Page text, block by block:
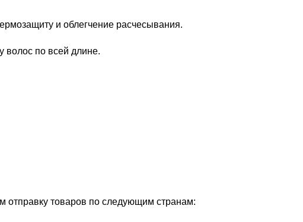
и облегчение расчесывания.
волос по всей длине.
отправку товаров по следующим странам: